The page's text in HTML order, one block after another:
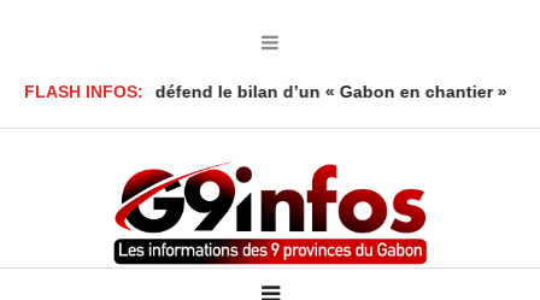
FLASH INFOS:
Foumboula défend le bilan d’un « Gabon en chantier » Mort